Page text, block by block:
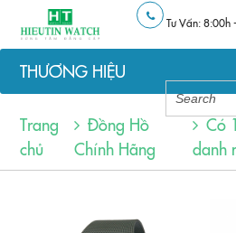
Tư Vấn: 8:00h
THƯƠNG HIỆU
Trang
chủ
Đồng Hồ
Chính Hãng
Có
danh